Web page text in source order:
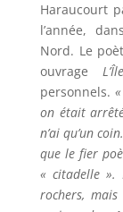
Haraucourt
l’année,
Nord. Le
ouvrage
personnels.
on était
n’ai qu’un
que le fier
« citadelle ».
rochers,